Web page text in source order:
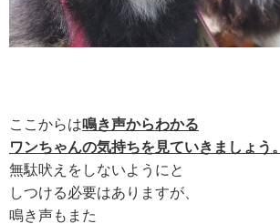
ここからは鳴き声からわかる
ワンちゃんの気持ちを見ていきましょう。
無駄吠えをしないようにと
しつける必要はありますが、
鳴き声もまた